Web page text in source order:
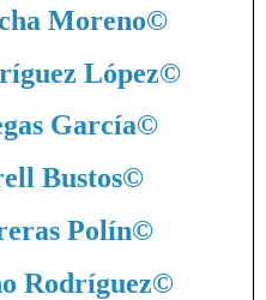
Moreno©
López©
García©
Bustos©
Polín©
Rodríguez©